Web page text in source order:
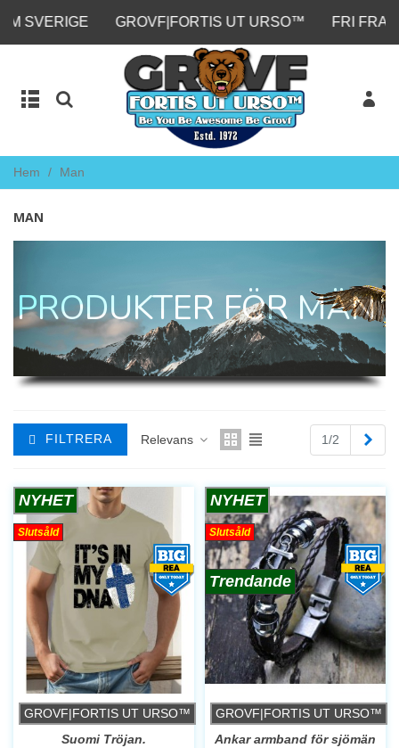
GROVF|FORTIS UT URSO™ FRI FRAKT FRÅN
Hem / Man
MAN
PRODUKTER FÖR MÄN
FILTRERA Relevans 1/2
NYHET
Slutsåld
GROVF|FORTIS UT URSO™
Suomi Tröjan.
NYHET
Trendande
Slutsåld
GROVF|FORTIS UT URSO™
Ankar armband för sjömän